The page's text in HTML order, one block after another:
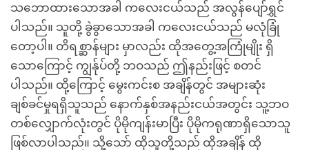
သဘောထားသောအခါ ကလေးငယ်သည် အလွန်ပျော်ရွှင်
ပါသည်။ သူတို့ ခွဲခွာသောအခါ ကလေးငယ်သည် မလုံခြုံ
တော့ပါ။ တိရစ္ဆာန်များ မှာလည်း ထိုအတွေ့အကြုံမျိုး ရှိ
သောကြောင့် ကျွန်ုပ်တို့ ဘဝသည် ဤနည်းဖြင့် စတင်
ပါသည်။ ထို့ကြောင့် မွေးကင်းစ အချိန်တွင် အများဆုံး
ချစ်ခင်မှုရရှိသူသည် နောက်နှစ်အနည်းငယ်အတွင်း သူ့ဘဝ
တစ်လျှောက်လုံးတွင် ပိုမိုကျန်းမာပြီး ပိုမိုကရုဏာရှိသောသူ
ဖြစ်လာပါသည်။ သို့သော် ထိုသူတို့သည် ထိုအချိန် ထို